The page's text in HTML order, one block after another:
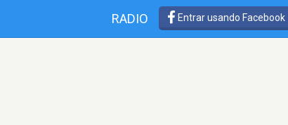
RADIO Entrar usando Facebook